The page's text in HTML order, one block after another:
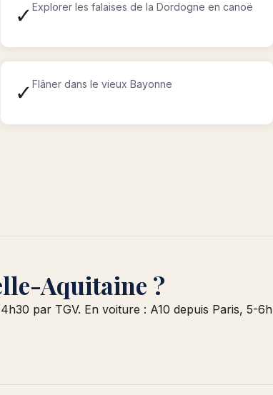
✓ Explorer les falaises de la Dordogne en canoë
✓ Flâner dans le vieux Bayonne
Aquitaine ?
par TGV. En voiture : A10 depuis Paris, 5-6h